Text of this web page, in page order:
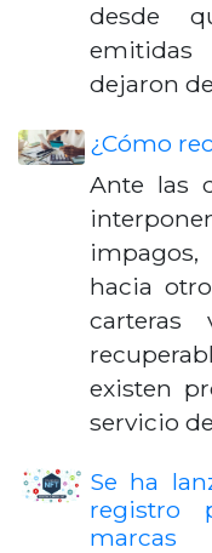
desde
emitidas
dejaron
¿Cómo
Ante las
hacia
carteras
existen
servicio
Se ha
registro
marcas